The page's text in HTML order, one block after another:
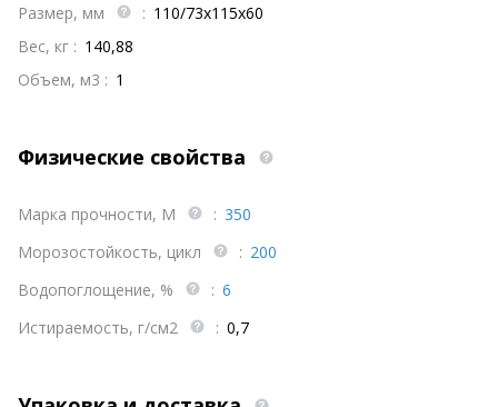
Размер, мм
: 110/73х115х60
Вес, кг : 140,88
Объем, м3 : 1
Физические свойства
Марка прочности, М : 350
Морозостойкость, цикл
: 200
Водопоглощение, %
: 6
Истираемость, г/см2
: 0,7